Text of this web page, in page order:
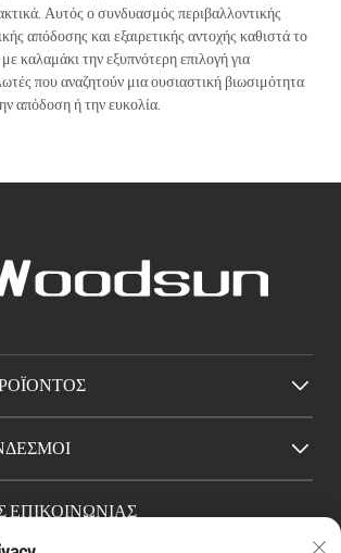
Αυτός ο συνδυασμός περιβαλλοντικής
απόδοσης και εξαιρετικής αντοχής καθιστά το
καλαμάκι την εξυπνότερη επιλογή για
που αναζητούν μια ουσιαστική βιωσιμότητα
απόδοση ή την ευκολία.
ΕΠΙΚΟΙΝΩΝΙΑΣ